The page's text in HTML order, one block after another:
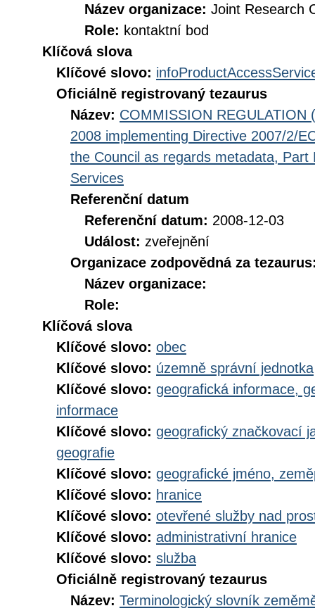
Název organizace: Joint Research
Role: kontaktní bod
Klíčová slova
Klíčové slovo:
Oficiálně registrovaný tezaurus
Název: COMMISSION REGULATION
2008 implementing Directive 2007/2/
the Council as regards metadata,
Services
Referenční datum
Referenční datum: 2008-12-03
Událost: zveřejnění
Organizace zodpovědná za
Název organizace:
Role:
Klíčová slova
Klíčové slovo: obec
Klíčové slovo: územně správní jednotka
Klíčové slovo: geografická informace,
informace
Klíčové slovo: geografický značkovací
geografie
Klíčové slovo: geografické jméno,
Klíčové slovo: hranice
Klíčové slovo: otevřené služby nad
Klíčové slovo: administrativní hranice
Klíčové slovo: služba
Oficiálně registrovaný tezaurus
Název: Terminologický slovník